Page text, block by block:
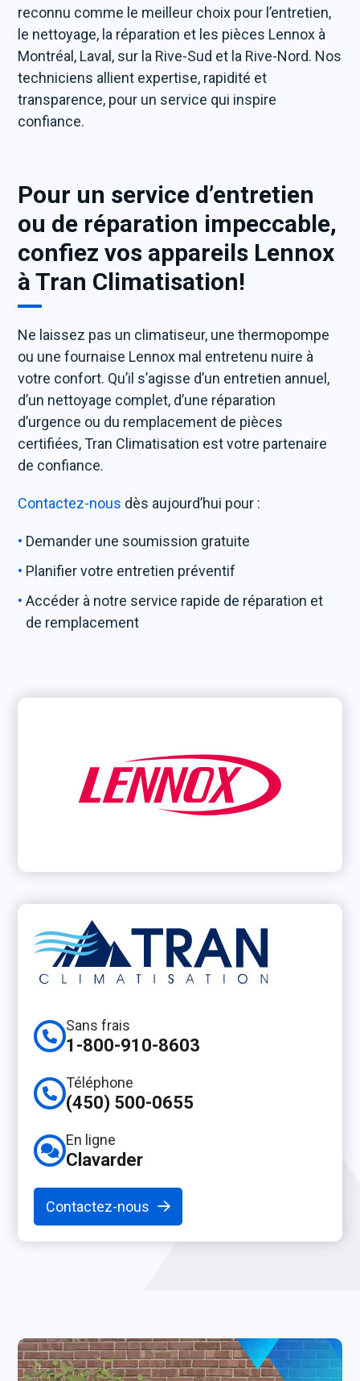
reconnu comme le meilleur choix pour l’entretien,
le nettoyage, la réparation et les pièces Lennox à
Montréal, Laval, sur la Rive-Sud et la Rive-Nord. Nos
techniciens allient expertise, rapidité et
transparence, pour un service qui inspire
confiance.
Pour un service d’entretien
ou de réparation impeccable,
confiez vos appareils Lennox
à Tran Climatisation!
Ne laissez pas un climatiseur, une thermopompe
ou une fournaise Lennox mal entretenu nuire à
votre confort. Qu’il s’agisse d’un entretien annuel,
d’un nettoyage complet, d’une réparation
d’urgence ou du remplacement de pièces
certifiées, Tran Climatisation est votre partenaire
de confiance.
Contactez-nous dès aujourd’hui pour :
Demander une soumission gratuite
Planifier votre entretien préventif
Accéder à notre service rapide de réparation et
de remplacement
Sans frais
1-800-910-8603
Téléphone
(450) 500-0655
En ligne
Clavarder
Contactez-nous